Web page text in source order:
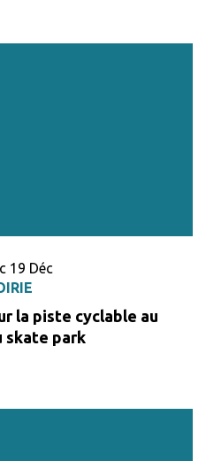
embre
au
19 Déc
la piste cyclable au
skate park